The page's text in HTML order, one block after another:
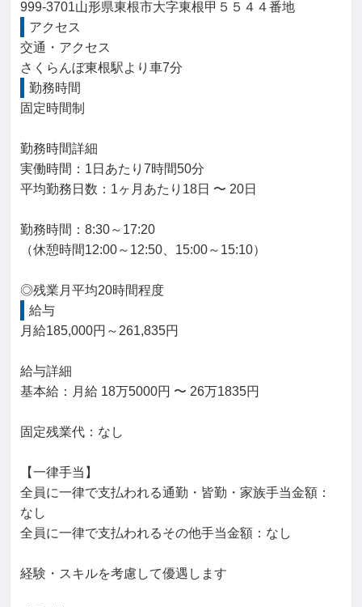
999-3701山形県東根市大字東根甲５５４４番地
アクセス
交通・アクセス
さくらんぼ東根駅より車7分
勤務時間
固定時間制
勤務時間詳細
実働時間：1日あたり7時間50分
平均勤務日数：1ヶ月あたり18日 〜 20日
勤務時間：8:30～17:20
（休憩時間12:00～12:50、15:00～15:10）
◎残業月平均20時間程度
給与
月給185,000円～261,835円
給与詳細
基本給：月給 18万5000円 〜 26万1835円
固定残業代：なし
【一律手当】
全員に一律で支払われる通勤・皆勤・家族手当金額：
なし
全員に一律で支払われるその他手当金額：なし
経験・スキルを考慮して優遇します